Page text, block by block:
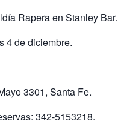
Rapera en Stanley Bar.
4 de diciembre.
3301, Santa Fe.
342-5153218.